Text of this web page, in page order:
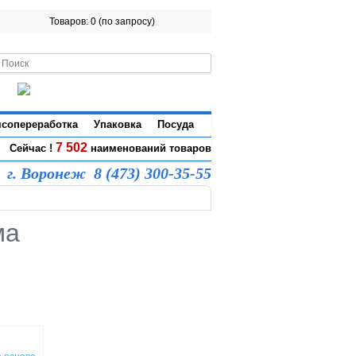
Товаров: 0 (по запросу)
Сейчас ! 7 502 наименований товаров
Упаковка Посуда
г. Воронеж 8 (473) 300-35-55